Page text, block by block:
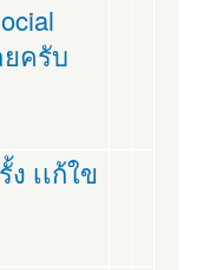
ยครับ
เเก้ใข